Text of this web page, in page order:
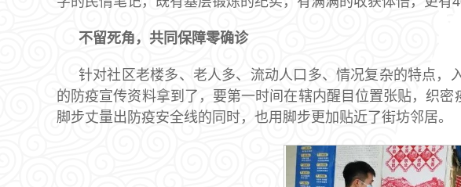
不留死角，共同保障零确诊
针对社区老楼多、老人多、流动人口多、情况复杂的特点
的防疫宣传资料拿到了，要第一时间在辖内醒目位置张贴，织
脚步丈量出防疫安全线的同时，也用脚步更加贴近了街坊邻居。